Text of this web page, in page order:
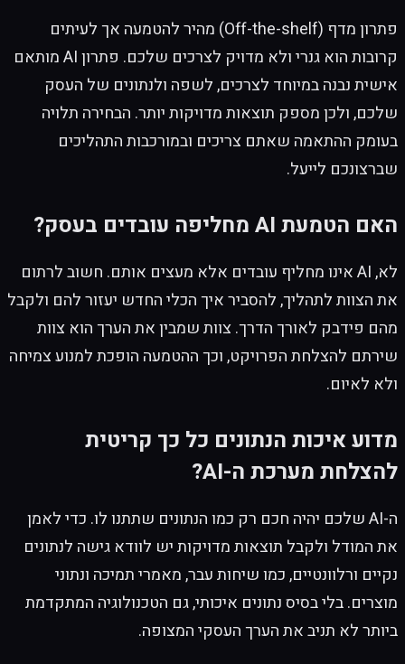
פתרון מדף (Off-the-shelf) מהיר להטמעה אך לעיתים
קרובות הוא גנרי ולא מדויק לצרכים שלכם. פתרון AI מותאם
אישית נבנה במיוחד לצרכים, לשפה ולנתונים של העסק
שלכם, ולכן מספק תוצאות מדויקות יותר. הבחירה תלויה
בעומק ההתאמה שאתם צריכים ובמורכבות התהליכים
שברצונכם לייעל.
האם הטמעת AI מחליפה עובדים בעסק?
לא, AI אינו מחליף עובדים אלא מעצים אותם. חשוב לרתום
את הצוות לתהליך, להסביר איך הכלי החדש יעזור להם ולקבל
מהם פידבק לאורך הדרך. צוות שמבין את הערך הוא צוות
שירתם להצלחת הפרויקט, וכך ההטמעה הופכת למנוע צמיחה
ולא לאיום.
מדוע איכות הנתונים כל כך קריטית
להצלחת מערכת ה-AI?
ה-AI שלכם יהיה חכם רק כמו הנתונים שתתנו לו. כדי לאמן
את המודל ולקבל תוצאות מדויקות יש לוודא גישה לנתונים
נקיים ורלוונטיים, כמו שיחות עבר, מאמרי תמיכה ונתוני
מוצרים. בלי בסיס נתונים איכותי, גם הטכנולוגיה המתקדמת
ביותר לא תניב את הערך העסקי המצופה.